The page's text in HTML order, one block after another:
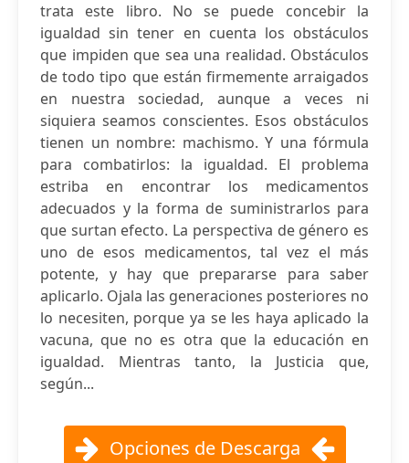
trata este libro. No se puede concebir la
igualdad sin tener en cuenta los obstáculos
que impiden que sea una realidad. Obstáculos
de todo tipo que están firmemente arraigados
en nuestra sociedad, aunque a veces ni
siquiera seamos conscientes. Esos obstáculos
tienen un nombre: machismo. Y una fórmula
para combatirlos: la igualdad. El problema
estriba en encontrar los medicamentos
adecuados y la forma de suministrarlos para
que surtan efecto. La perspectiva de género es
uno de esos medicamentos, tal vez el más
potente, y hay que prepararse para saber
aplicarlo. Ojala las generaciones posteriores no
lo necesiten, porque ya se les haya aplicado la
vacuna, que no es otra que la educación en
igualdad. Mientras tanto, la Justicia que,
según...
Opciones de Descarga